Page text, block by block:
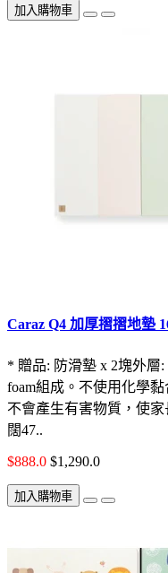
加入購物車
Caraz Q4 加厚摺摺地墊
* 贈品: 防滑墊 x 2塊外層
foam組成。不使用化學
不會產生有害物質，使
闊47..
$888.0 $1,290.0
加入購物車